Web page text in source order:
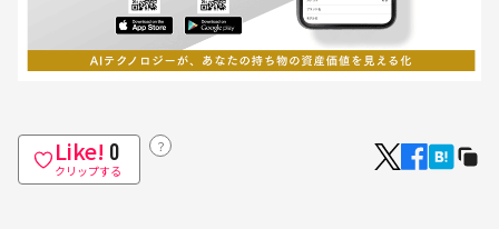
Like! 0
クリップする
？